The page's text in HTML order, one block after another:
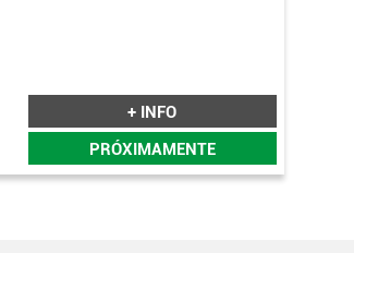
+ INFO
PRÓXIMAMENTE